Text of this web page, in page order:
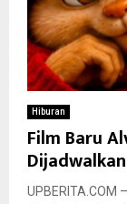
Hiburan
Film Baru
UPBERITA.COM